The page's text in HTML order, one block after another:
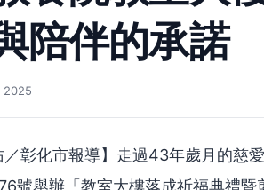
陪伴的承諾
2025
／彰化市報導】走過43年歲月的慈
號舉辦「教室大樓落成祈福典禮